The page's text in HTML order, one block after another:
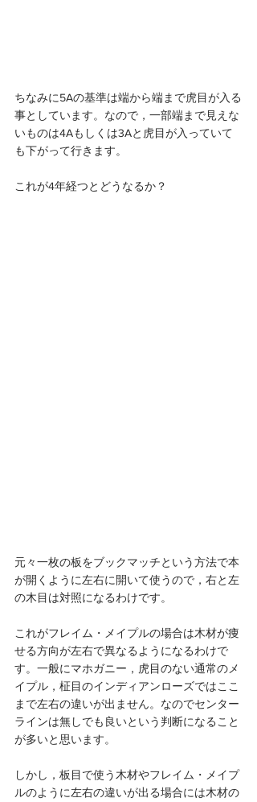
ちなみに5Aの基準は端から端まで虎目が入る
事としています。なので，一部端まで見えな
いものは4Aもしくは3Aと虎目が入っていて
も下がって行きます。
これが4年経つとどうなるか？
元々一枚の板をブックマッチという方法で本
が開くように左右に開いて使うので，右と左
の木目は対照になるわけです。
これがフレイム・メイプルの場合は木材が痩
せる方向が左右で異なるようになるわけで
す。一般にマホガニー，虎目のない通常のメ
イプル，柾目のインディアンローズではここ
まで左右の違いが出ません。なのでセンター
ラインは無しでも良いという判断になること
が多いと思います。
しかし，板目で使う木材やフレイム・メイプ
ルのように左右の違いが出る場合には木材の